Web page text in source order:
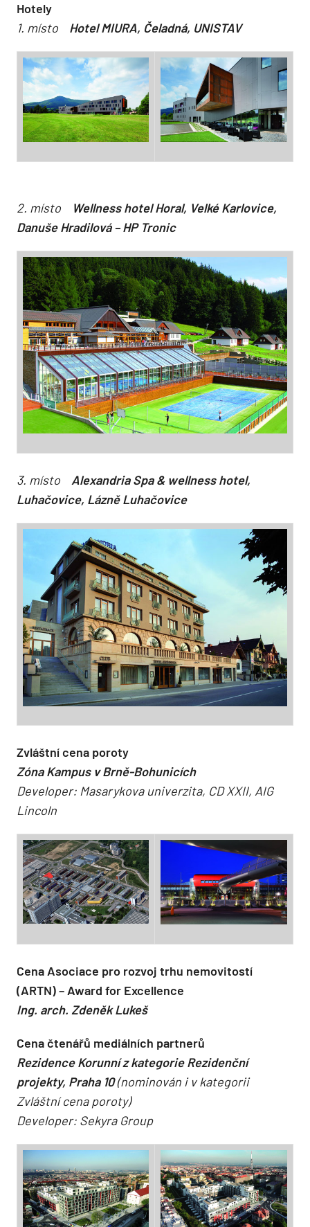
Hotely
1. místo Hotel MIURA, Čeladná, UNISTAV
2. místo
Wellness hotel Horal, Velké Karlovice,
Danuše Hradilová – HP Tronic
3. místo Alexandria Spa & wellness hotel,
Luhačovice, Lázně Luhačovice
Zvláštní cena poroty
Zóna Kampus v Brně-Bohunicích
Developer: Masarykova univerzita, CD XXII, AIG
Lincoln
Cena Asociace pro rozvoj trhu nemovitostí
(ARTN) – Award for Excellence
Ing. arch. Zdeněk Lukeš
Cena čtenářů mediálních partnerů
Rezidence Korunní z kategorie Rezidenční
projekty, Praha 10(nominován i v kategorii
Zvláštní cena poroty)
Developer: Sekyra Group